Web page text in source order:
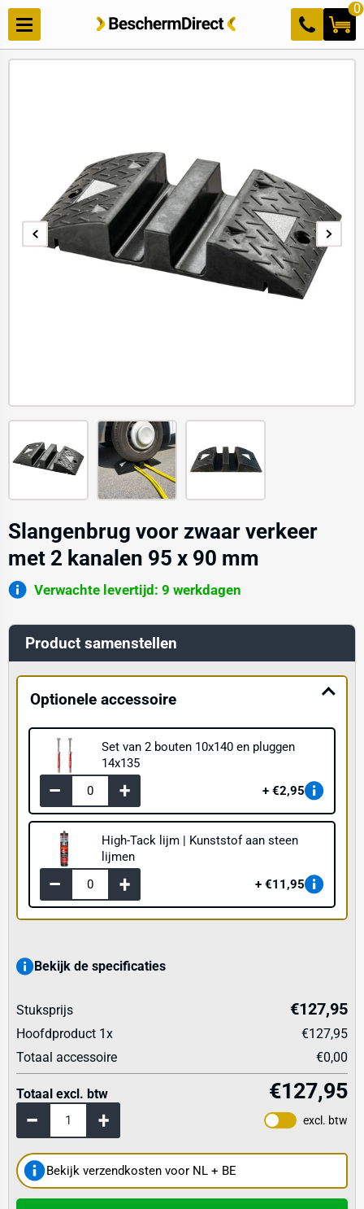
Meteen
naar de
content
0
Slangenbrug voor zwaar verkeer
met 2 kanalen 95 x 90 mm
Verwachte levertijd: 9 werkdagen
Product samenstellen
Optionele accessoire
Set van 2 bouten 10x140 en pluggen
14x135
€2,95
High-Tack lijm | Kunststof aan steen
lijmen
€11,95
Bekijk de specificaties
excl. btw
Stuksprijs €127,95
Hoofdproduct 1x
€127,95
Totaal accessoire
€0,00
Totaal excl. btw €127,95
Bekijk verzendkosten voor NL + BE